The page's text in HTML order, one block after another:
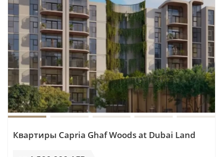
Квартиры Capria Ghaf Woods at Dubai Land